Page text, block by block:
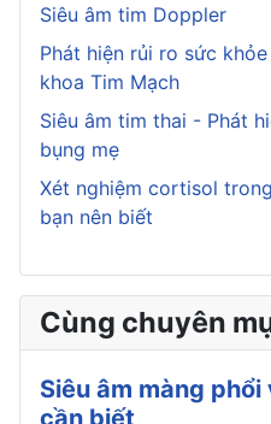
Siêu âm tim Doppler
Phát hiện rủi ro sức
khoa Tim Mạch
Siêu âm tim thai - Phát
bụng mẹ
Xét nghiệm cortisol
bạn nên biết
Cùng chuyên
Siêu âm màng
cần biết